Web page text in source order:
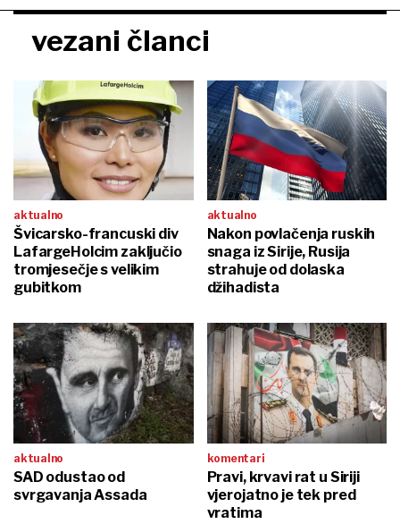
vezani članci
aktualno
Švicarsko-francuski div
LafargeHolcim zaključio
tromjesečje s velikim
gubitkom
aktualno
Nakon povlačenja ruskih
snaga iz Sirije, Rusija
strahuje od dolaska
džihadista
aktualno
SAD odustao od
svrgavanja Assada
komentari
Pravi, krvavi rat u Siriji
vjerojatno je tek pred
vratima